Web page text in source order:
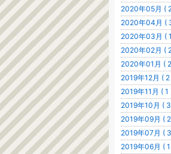
2020年05月 (
2020年04月 (
2020年03月 (
2020年02月 (
2020年01月 (
2019年12月 ( 2
2019年11月 ( 1
2019年10月 (
2019年09月 (
2019年07月 (
2019年06月 ( 1